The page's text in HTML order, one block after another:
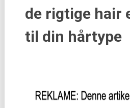
de rigtige hair
til din hårtype